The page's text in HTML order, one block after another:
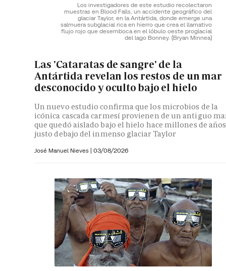
Los investigadores de este estudio recolectaron
muestras en Blood Falls, un accidente geográfico del
glaciar Taylor, en la Antártida, donde emerge una
salmuera subglacial rica en hierro que crea el llamativo
flujo rojo que desemboca en el lóbulo oeste proglacial
del lago Bonney. (Bryan Minnea)
Las 'Cataratas de sangre' de la
Antártida revelan los restos de un mar
desconocido y oculto bajo el hielo
Un nuevo estudio confirma que los microbios de la
icónica cascada carmesí provienen de un antiguo
que quedó aislado bajo el hielo hace millones de años
justo debajo del inmenso glaciar Taylor
José Manuel Nieves | 03/08/2026